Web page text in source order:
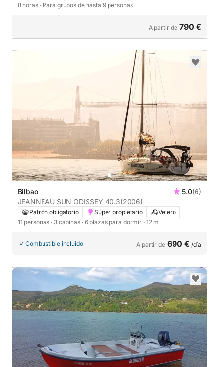
8 horas · Para grupos de hasta 9 personas
A partir de 790 €
Bilbao 5.0(6)
JEANNEAU SUN ODISSEY 40.3(2006)
Patrón obligatorio Súper propietario
Velero
11 personas · 3 cabinas · 6 plazas para dormir · 12 m
Combustible incluido A partir de 690 € /día